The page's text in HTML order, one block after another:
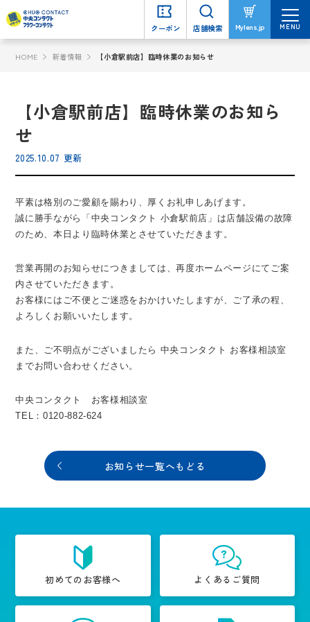
クーポン 店舗検索 Mylens.jp MENU
HOME 新着情報 【小倉駅前店】臨時休業のお知らせ
【小倉駅前店】臨時休業のお知ら
せ
2025.10.07 更新
平素は格別のご愛顧を賜わり、厚くお礼申しあげます。
誠に勝手ながら「中央コンタクト 小倉駅前店」は店舗設備の故障
のため、本日より臨時休業とさせていただきます。
営業再開のお知らせにつきましては、再度ホームページにてご案
内させていただきます。
お客様にはご不便とご迷惑をおかけいたしますが、ご了承の程、
よろしくお願いいたします。
また、ご不明点がございましたら 中央コンタクト お客様相談室
までお問い合わせください。
中央コンタクト お客様相談室
TEL：0120-882-624
お知らせ一覧へもどる
初めてのお客様へ よくあるご質問
クーポン 店舗検索 Mylens.jp MENU